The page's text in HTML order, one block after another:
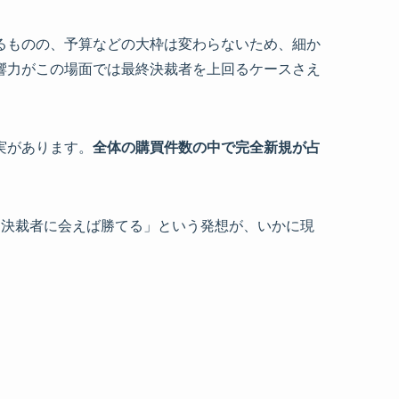
のの、予算などの大枠は変わらないため、細か
がこの場面では最終決裁者を上回るケースさえ
あります。 全体の購買件数の中で完全新規が占
裁者に会えば勝てる」という発想が、いかに現